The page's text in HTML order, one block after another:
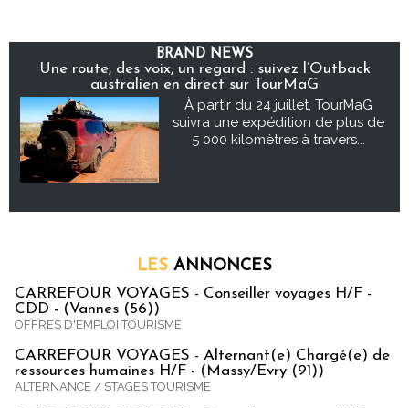
BRAND NEWS
Une route, des voix, un regard : suivez l’Outback
australien en direct sur TourMaG
À partir du 24 juillet, TourMaG
suivra une expédition de plus de
5 000 kilomètres à travers...
LES ANNONCES
CARREFOUR VOYAGES - Conseiller voyages H/F -
CDD - (Vannes (56))
OFFRES D'EMPLOI TOURISME
CARREFOUR VOYAGES - Alternant(e) Chargé(e) de
ressources humaines H/F - (Massy/Evry (91))
ALTERNANCE / STAGES TOURISME